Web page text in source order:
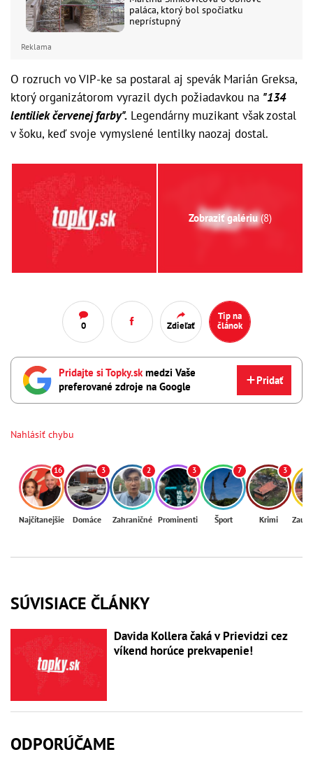
paláca, ktorý bol spočiatku
neprístupný
Reklama
O rozruch vo VIP-ke sa postaral aj spevák Marián Greksa,
ktorý organizátorom vyrazil dych požiadavkou na "134
lentiliek červenej farby". Legendárny muzikant však zostal
v šoku, keď svoje vymyslené lentilky naozaj dostal.
Zobraziť galériu(8)
0 Zdieľať
Tip na
článok
Pridajte si Topky.skmedzi Vaše
preferované zdroje na Google
Pridať
Nahlásiť chybu
16
Najčítanejšie
3
Domáce
2
Zahraničné
3
Prominenti
7
Šport
3
Krimi
SÚVISIACE ČLÁNKY
Davida Kollera čaká v Prievidzi cez
víkend horúce prekvapenie!
ODPORÚČAME